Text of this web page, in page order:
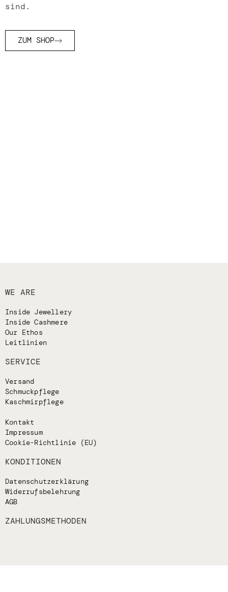
sind.
ZUM SHOP
WE ARE
Inside Jewellery
Inside Cashmere
Our Ethos
Leitlinien
SERVICE
Versand
Schmuckpflege
Kaschmirpflege
Kontakt
Impressum
Cookie-Richtlinie (EU)
KONDITIONEN
Datenschutzerklärung
Widerrufsbelehrung
AGB
ZAHLUNGSMETHODEN